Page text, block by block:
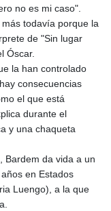
no es mi caso".
todavía porque la
de "Sin lugar
Óscar.
la han controlado
consecuencias
el que está
durante el
y una chaqueta
Bardem da vida a un
en Estados
Luengo), a la que